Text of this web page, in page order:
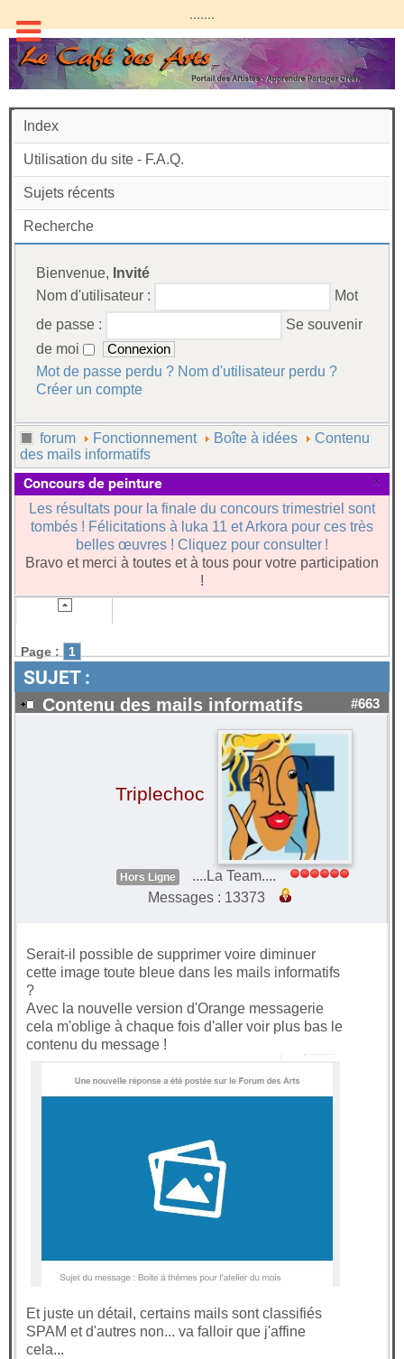
.......
Index
Utilisation du site - F.A.Q.
Sujets récents
Recherche
Bienvenue, Invité
Nom d'utilisateur :
Mot
de passe :
Se souvenir
de moi
Mot de passe perdu ? Nom d'utilisateur perdu ?
Créer un compte
forum Fonctionnement Boîte à idées
Contenu
des mails informatifs
×
Concours de peinture
Les résultats pour la finale du concours trimestriel sont
tombés ! Félicitations à luka 11 et Arkora pour ces très
belles œuvres ! Cliquez pour consulter !
Bravo et merci à toutes et à tous pour votre participation
!
Page : 1
SUJET :
Contenu des mails informatifs #663
Triplechoc
Hors Ligne
....La Team....
Messages : 13373
Serait-il possible de supprimer voire diminuer
cette image toute bleue dans les mails informatifs
?
Avec la nouvelle version d'Orange messagerie
cela m'oblige à chaque fois d'aller voir plus bas le
contenu du message !
Et juste un détail, certains mails sont classifiés
SPAM et d'autres non... va falloir que j'affine
cela...